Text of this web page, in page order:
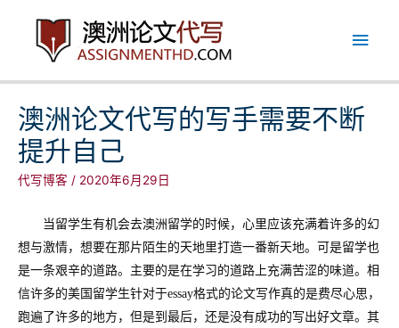
主
菜
单
澳洲论文代写的写手需要不断
提升自己
代写博客 / 2020年6月29日
当留学生有机会去澳洲留学的时候，心里应该充满着许多的幻
想与激情，想要在那片陌生的天地里打造一番新天地。可是留学也
是一条艰辛的道路。主要的是在学习的道路上充满苦涩的味道。相
信许多的美国留学生针对于essay格式的论文写作真的是费尽心思，
跑遍了许多的地方，但是到最后，还是没有成功的写出好文章。其